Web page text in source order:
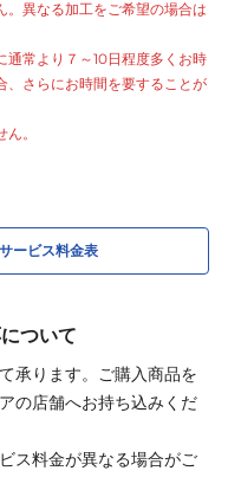
。異なる加工をご希望の場合は
通常より ７～10日程度多くお時
、さらにお時間を要することが
。
ービス料金表
ついて
承ります。ご購入商品を
の店舗へお持ち込みくだ
ス料金が異なる場合がご